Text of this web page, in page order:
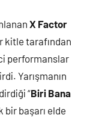
X Factor
kitle tarafından
performanslar
Yarışmanın
“Biri Bana
bir başarı elde